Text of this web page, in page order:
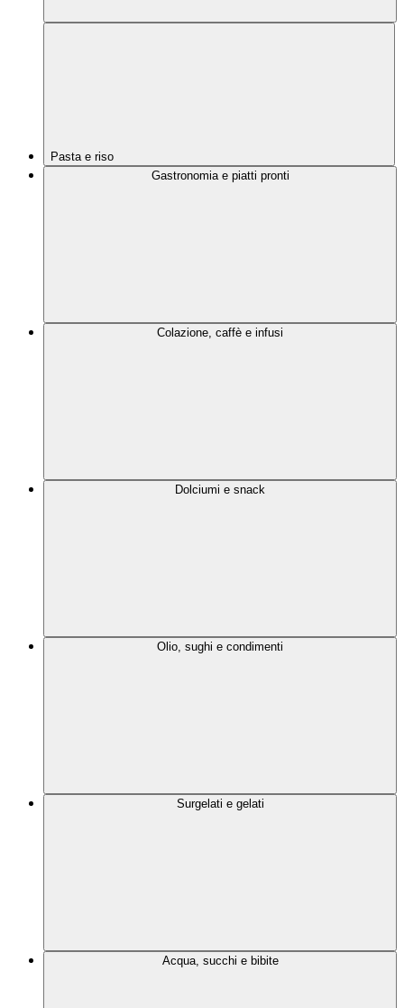
Pasta e riso
Gastronomia e piatti pronti
Colazione, caffè e infusi
Dolciumi e snack
Olio, sughi e condimenti
Surgelati e gelati
Acqua, succhi e bibite